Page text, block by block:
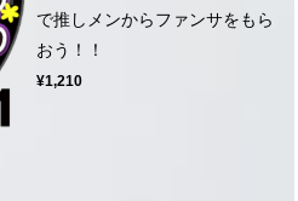
で推しメンからファンサをもら
おう！！
¥1,210